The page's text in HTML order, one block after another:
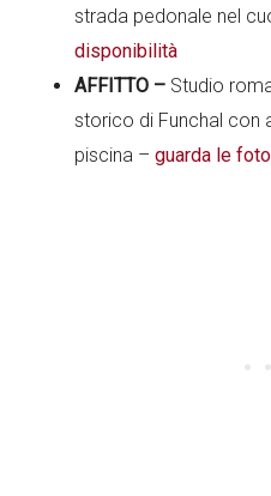
strada pedonale nel
disponibilità
AFFITTO – Studio
storico di Funchal con
piscina –guarda le